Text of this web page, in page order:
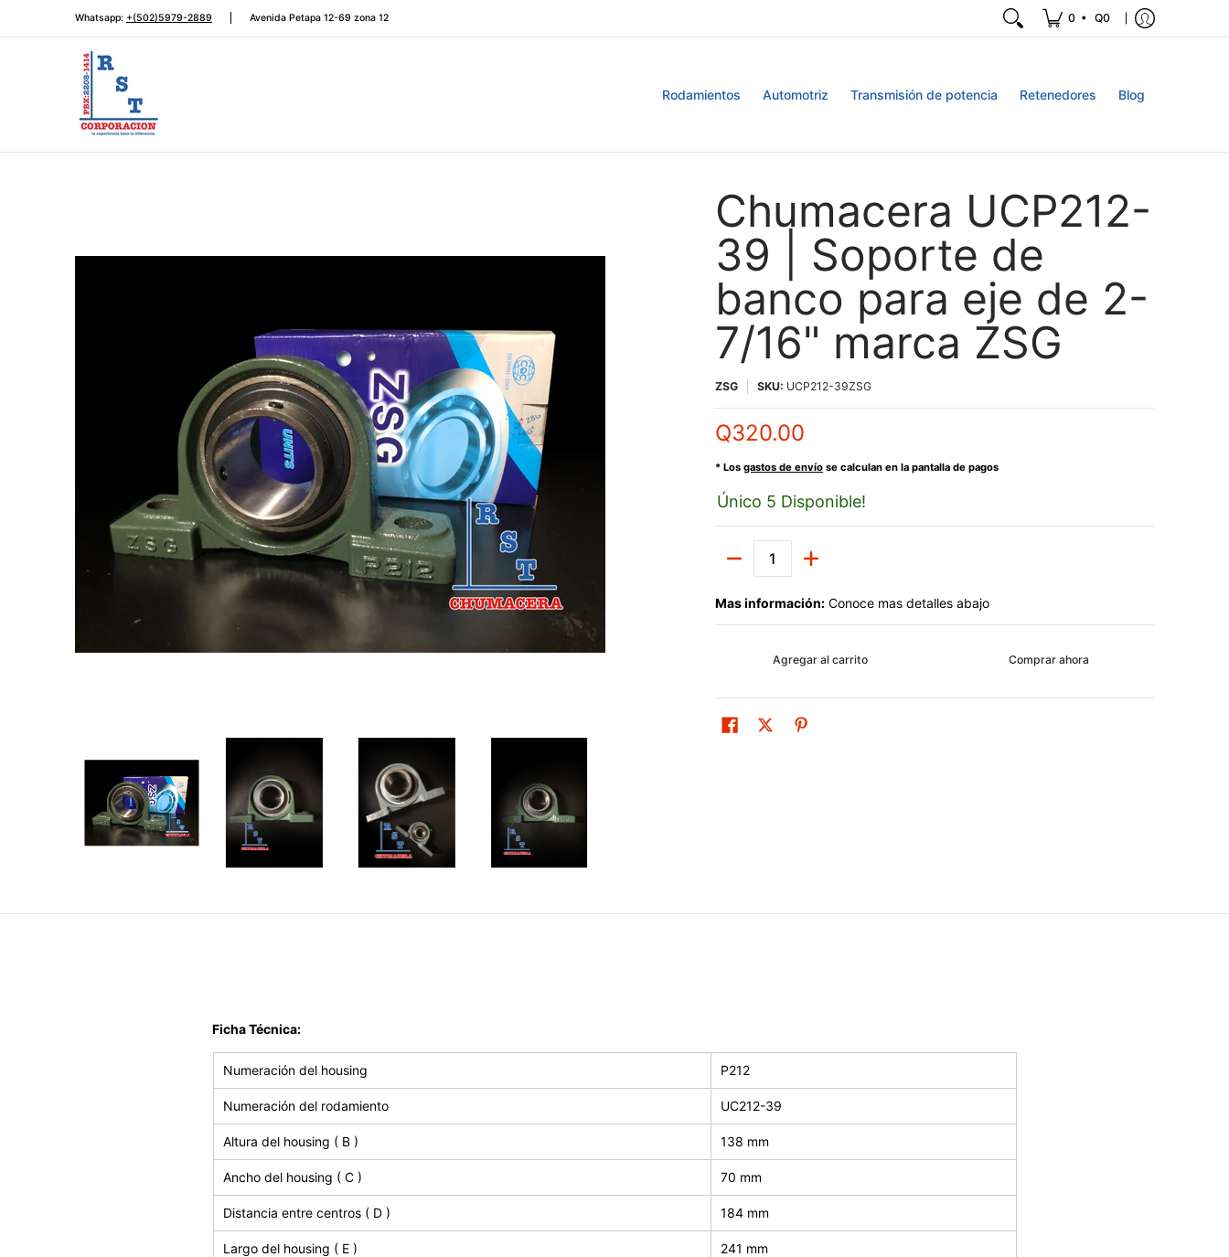
Saltar al contenido principal
Whatsapp: +(502)5979-2889 Avenida Petapa 12-69 zona 12 0 • Q0
Rodamientos Automotriz Transmisión de potencia Retenedores Blog
Chumacera UCP212-
39 | Soporte de
banco para eje de 2-
7/16" marca ZSG
ZSG SKU: UCP212-39ZSG
Q320.00
* Losgastos de envío se calculan en la pantalla de pagos
Único 5 Disponible!
Mas información: Conoce mas detalles abajo
Agregar al carrito Comprar ahora
Ficha Técnica:
Numeración del housing P212
Numeración del rodamiento UC212-39
Altura del housing ( B ) 138 mm
Ancho del housing ( C ) 70 mm
Distancia entre centros ( D ) 184 mm
Largo del housing ( E ) 241 mm